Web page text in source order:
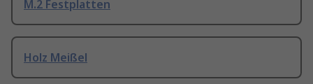
M.2 Festplatten
Holz Meißel